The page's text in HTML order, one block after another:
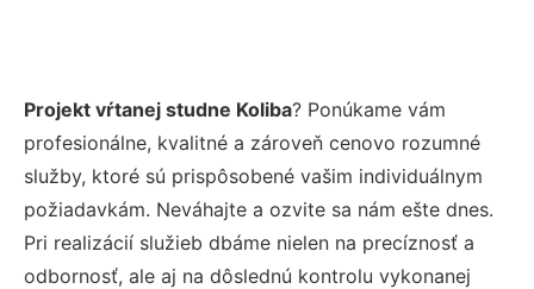
Projekt vŕtanej studne Koliba? Ponúkame vám
profesionálne, kvalitné a zároveň cenovo rozumné
služby, ktoré sú prispôsobené vašim individuálnym
požiadavkám. Neváhajte a ozvite sa nám ešte dnes.
Pri realizácií služieb dbáme nielen na precíznosť a
odbornosť, ale aj na dôslednú kontrolu vykonanej